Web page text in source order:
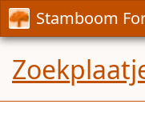
Stamboom